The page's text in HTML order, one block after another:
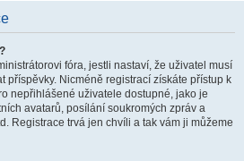
fóra, jestli nastaví, že uživatel musí
příspěvky. Nicméně registrací získáte přístup k
nepřihlášené uživatele dostupné, jako je
avatarů, posílání soukromých zpráv a
Registrace trvá jen chvíli a tak vám ji můžeme